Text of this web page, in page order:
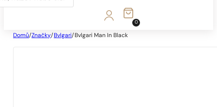
0
Domů/Značky/ Bvlgari/ Bvlgari Man In Black